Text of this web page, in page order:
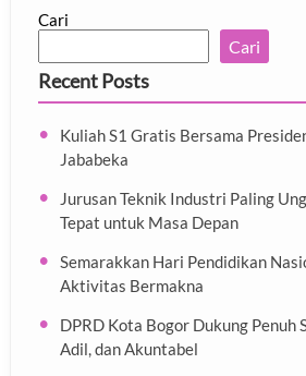
Cari
Cari
Recent Posts
Kuliah S1 Gratis Bersama
Jababeka
Jurusan Teknik Industri Paling
Tepat untuk Masa Depan
Semarakkan Hari Pendidikan
Aktivitas Bermakna
DPRD Kota Bogor Dukung Penuh
Adil, dan Akuntabel